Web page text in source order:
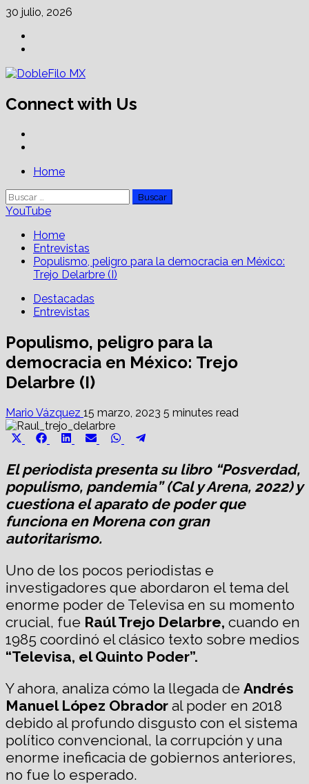
Skip
content
30 julio, 2026
Connect with Us
PrimaryHome
Buscar:
YouTube
Home
Entrevistas
Populismo, peligro para la democracia en México:
Trejo Delarbre (I)
Destacadas
Entrevistas
Populismo, peligro para la
democracia en México: Trejo
Delarbre (I)
Mario Vázquez 15 marzo, 2023 5 minutes read
Share
Share
Facebook
Share
LinkedIn
Share
Email
Share
WhatsApp
El periodista presenta su libro “Posverdad,
populismo, pandemia” (Cal y Arena, 2022) y
cuestiona el aparato de poder que
funciona en Morena con gran
autoritarismo.
Uno de los pocos periodistas e
investigadores que abordaron el tema del
enorme poder de Televisa en su momento
crucial, fue Raúl Trejo Delarbre, cuando en
1985 coordinó el clásico texto sobre medios
“Televisa, el Quinto Poder”.
Y ahora, analiza cómo la llegada de Andrés
Manuel López Obrador al poder en 2018
debido al profundo disgusto con el sistema
político convencional, la corrupción y una
enorme ineficacia de gobiernos anteriores,
no fue lo esperado.